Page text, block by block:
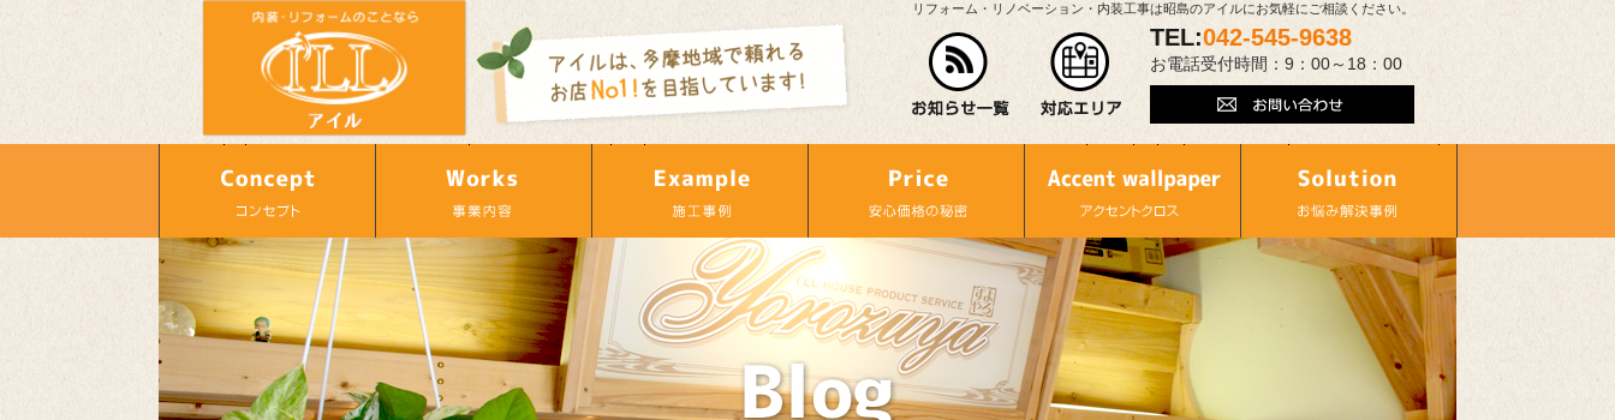
リフォーム・リノベーション・内装工事は昭島のアイルにお気軽にご相談ください。
TEL:042-545-9638
お電話受付時間：9：00～18：00